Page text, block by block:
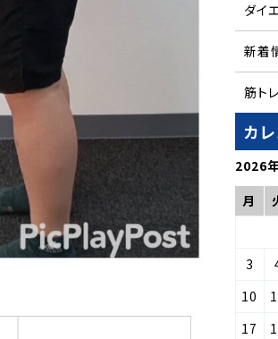
ダイ
新着
筋ト
カ
2026
月
3
10
17